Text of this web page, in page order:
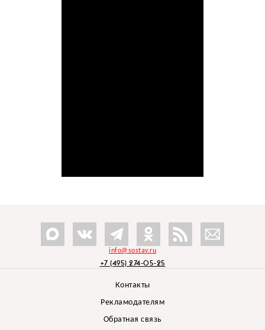
info@sostav.ru
+7 (495) 274-05-25
Контакты
Рекламодателям
Обратная связь